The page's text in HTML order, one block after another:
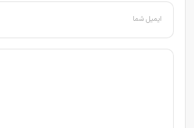
ایمیل شما